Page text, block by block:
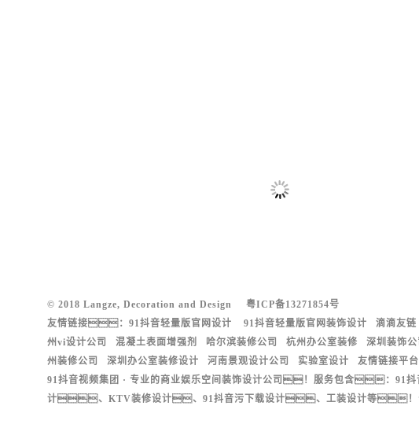
© 2018 Langze, Decoration and Design 粤ICP备13271854号
友情链接： 91抖音轻量版官网设计 91抖音轻量版官网装饰设计 滴滴友链
州vi设计公司
混凝土表面增强剂 哈尔滨装修公司 杭州办公室装修 深圳装饰公
州装修公司
深圳办公室装修设计 河南景观设计公司 实验室设计 友情链接平台
91抖音视频集团 · 专业的商业娱乐空间装饰设计公司！服务包含：
计、KTV装修设计、91抖音污下载设计、工装设计等！